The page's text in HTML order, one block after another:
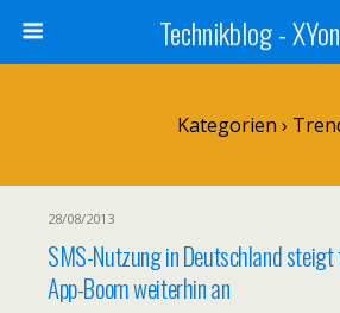
Technikblog -
Kategorien ›
28/08/2013
SMS-Nutzung in Deutschland
App-Boom weiterhin an